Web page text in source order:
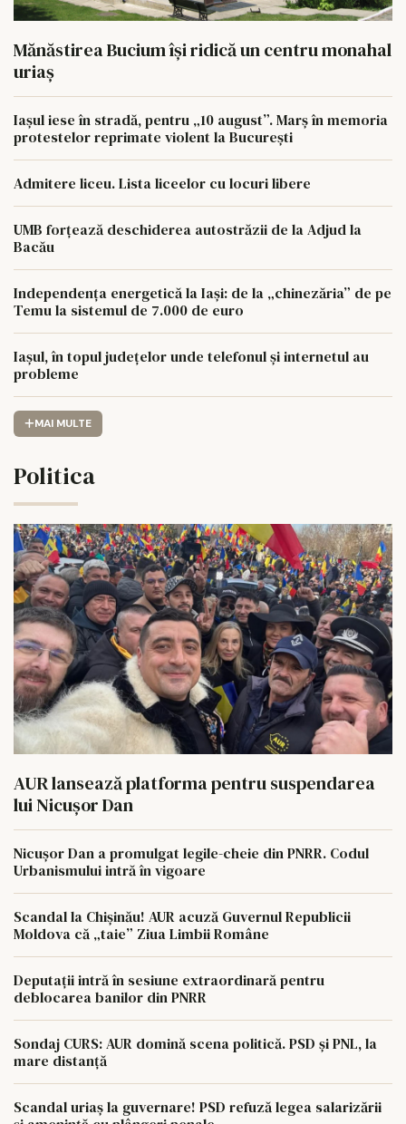
Mănăstirea Bucium își ridică un centru monahal
uriaș
Iașul iese în stradă, pentru „10 august”. Marș în memoria
protestelor reprimate violent la București
Admitere liceu. Lista liceelor cu locuri libere
UMB forțează deschiderea autostrăzii de la Adjud la
Bacău
Independența energetică la Iași: de la „chinezăria” de pe
Temu la sistemul de 7.000 de euro
Iașul, în topul județelor unde telefonul și internetul au
probleme
MAI MULTE
Politica
AUR lansează platforma pentru suspendarea
lui Nicușor Dan
Nicușor Dan a promulgat legile-cheie din PNRR. Codul
Urbanismului intră în vigoare
Scandal la Chișinău! AUR acuză Guvernul Republicii
Moldova că „taie” Ziua Limbii Române
Deputații intră în sesiune extraordinară pentru
deblocarea banilor din PNRR
Sondaj CURS: AUR domină scena politică. PSD și PNL, la
mare distanță
Scandal uriaș la guvernare! PSD refuză legea salarizării